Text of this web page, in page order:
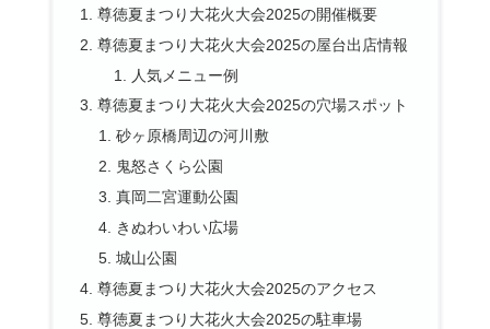
尊徳夏まつり大花火大会2025の開催概要
尊徳夏まつり大花火大会2025の屋台出店情報
人気メニュー例
尊徳夏まつり大花火大会2025の穴場スポット
砂ヶ原橋周辺の河川敷
鬼怒さくら公園
真岡二宮運動公園
きぬわいわい広場
城山公園
尊徳夏まつり大花火大会2025のアクセス
尊徳夏まつり大花火大会2025の駐車場